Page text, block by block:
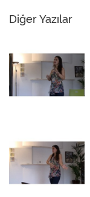
Diğer Yazılar